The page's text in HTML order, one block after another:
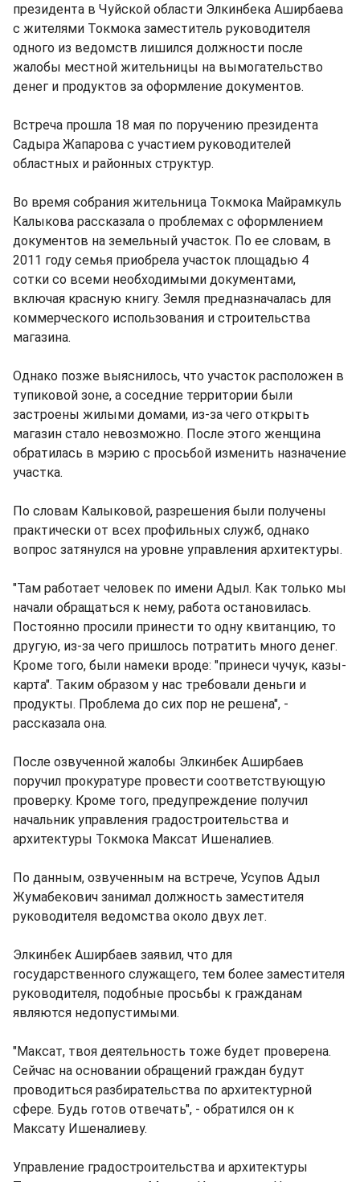
президента в Чуйской области Элкинбека Аширбаева
с жителями Токмока заместитель руководителя
одного из ведомств лишился должности после
жалобы местной жительницы на вымогательство
денег и продуктов за оформление документов.
Встреча прошла 18 мая по поручению президента
Садыра Жапарова с участием руководителей
областных и районных структур.
Во время собрания жительница Токмока Майрамкуль
Калыкова рассказала о проблемах с оформлением
документов на земельный участок. По ее словам, в
2011 году семья приобрела участок площадью 4
сотки со всеми необходимыми документами,
включая красную книгу. Земля предназначалась для
коммерческого использования и строительства
магазина.
Однако позже выяснилось, что участок расположен в
тупиковой зоне, а соседние территории были
застроены жилыми домами, из-за чего открыть
магазин стало невозможно. После этого женщина
обратилась в мэрию с просьбой изменить назначение
участка.
По словам Калыковой, разрешения были получены
практически от всех профильных служб, однако
вопрос затянулся на уровне управления архитектуры.
"Там работает человек по имени Адыл. Как только мы
начали обращаться к нему, работа остановилась.
Постоянно просили принести то одну квитанцию, то
другую, из-за чего пришлось потратить много денег.
Кроме того, были намеки вроде: "принеси чучук, казы-
карта". Таким образом у нас требовали деньги и
продукты. Проблема до сих пор не решена", -
рассказала она.
После озвученной жалобы Элкинбек Аширбаев
поручил прокуратуре провести соответствующую
проверку. Кроме того, предупреждение получил
начальник управления градостроительства и
архитектуры Токмока Максат Ишеналиев.
По данным, озвученным на встрече, Усупов Адыл
Жумабекович занимал должность заместителя
руководителя ведомства около двух лет.
Элкинбек Аширбаев заявил, что для
государственного служащего, тем более заместителя
руководителя, подобные просьбы к гражданам
являются недопустимыми.
"Максат, твоя деятельность тоже будет проверена.
Сейчас на основании обращений граждан будут
проводиться разбирательства по архитектурной
сфере. Будь готов отвечать", - обратился он к
Максату Ишеналиеву.
Управление градостроительства и архитектуры